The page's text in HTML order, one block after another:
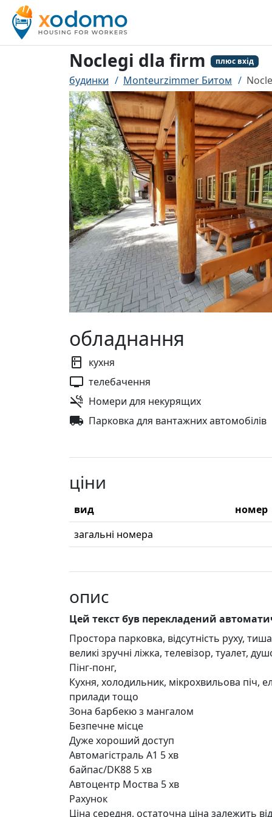
Noclegi dla firm плюс вхід
будинки Monteurzimmer Битом
обладнання
кухня
телебачення
Номери для некурящих
Парковка для вантажних автомобілів
ціни
вид
номер
загальні номера
опис
Цей текст був перекладений
Простора парковка, відсутність руху, тиша
великі зручні ліжка, телевізор, туалет,
Пінг-понг,
Кухня, холодильник, мікрохвильова піч,
прилади тощо
Зона барбекю з мангалом
Безпечне місце
Дуже хороший доступ
Автомагістраль А1 5 хв
байпас/DK88 5 хв
Автоцентр Моства 5 хв
Рахунок
Ціна середня, остаточна ціна залежить